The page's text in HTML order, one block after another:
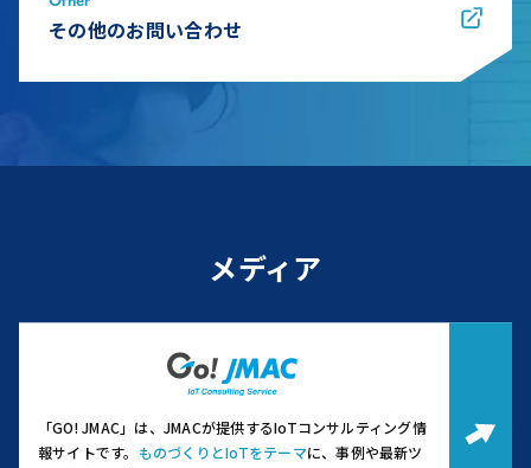
その他のお問い合わせ
メディア
「GO! JMAC」は、JMACが提供するIoTコンサルティング情
報サイトです。 ものづくりとIoTをテーマに、事例や最新ツ